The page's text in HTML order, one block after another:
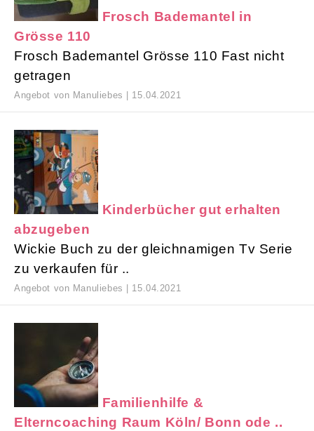
Frosch Bademantel in
Grösse 110
Frosch Bademantel Grösse 110 Fast nicht
getragen
Angebot von Manuliebes | 15.04.2021
Kinderbücher gut erhalten
abzugeben
Wickie Buch zu der gleichnamigen Tv Serie
zu verkaufen für ..
Angebot von Manuliebes | 15.04.2021
Familienhilfe &
Elterncoaching Raum Köln/ Bonn ode ..